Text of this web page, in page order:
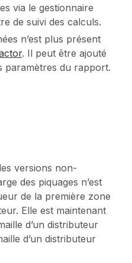
via le gestionnaire
de suivi des calculs.
n’est plus présent
. Il peut être ajouté
paramètres du rapport.
versions non-
des piquages n’est
de la première zone
Elle est maintenant
d’un distributeur
d’un distributeur